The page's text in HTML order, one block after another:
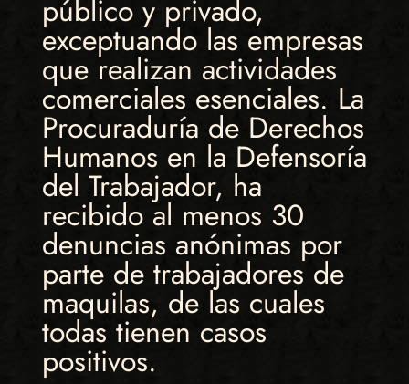
público y privado,
exceptuando las empresas
que realizan actividades
comerciales esenciales. La
Procuraduría de Derechos
Humanos en la Defensoría
del Trabajador, ha
recibido al menos 30
denuncias anónimas por
parte de trabajadores de
maquilas, de las cuales
todas tienen casos
positivos.